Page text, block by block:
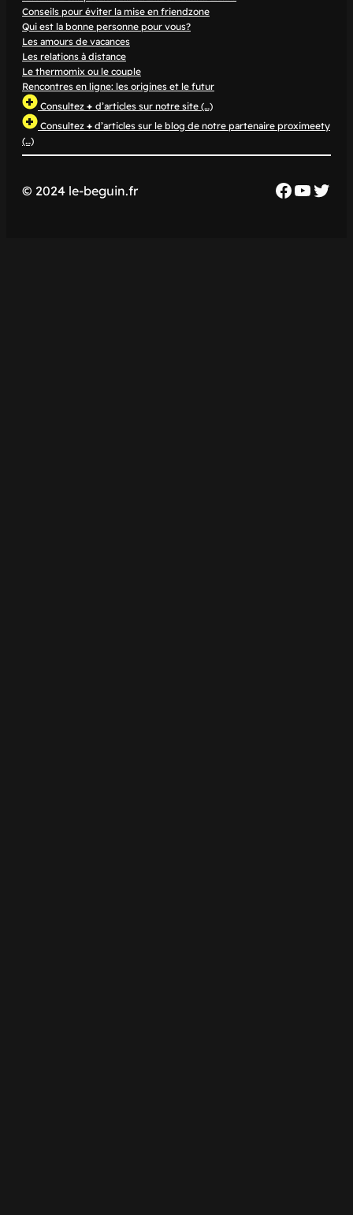
Conseils pour éviter la mise en friendzone
Qui est la bonne personne pour vous?
Les amours de vacances
Les relations à distance
Le thermomix ou le couple
Rencontres en ligne: les origines et le futur
Consultez + d’articles sur notre site (…)
Consultez + d’articles sur le blog de notre partenaire proximeety
(…)
© 2024 le-beguin.fr